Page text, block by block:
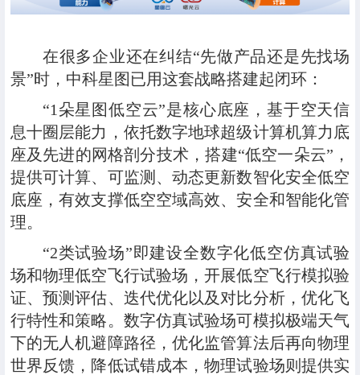
在很多企业还在纠结“先做产品还是先找场
景”时，中科星图已用这套战略搭建起闭环：
“1朵星图低空云”是核心底座，基于空天信
息十圈层能力，依托数字地球超级计算机算力底
座及先进的网格剖分技术，搭建“低空一朵云”，
提供可计算、可监测、动态更新数智化安全低空
底座，有效支撑低空空域高效、安全和智能化管
理。
“2类试验场”即建设全数字化低空仿真试验
场和物理低空飞行试验场，开展低空飞行模拟验
证、预测评估、迭代优化以及对比分析，优化飞
行特性和策略。数字仿真试验场可模拟极端天气
下的无人机避障路径，优化监管算法后再向物理
世界反馈，降低试错成本，物理试验场则提供实